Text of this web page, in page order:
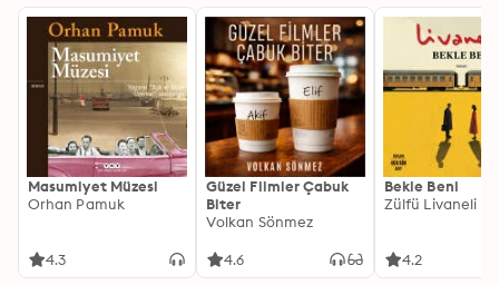
Masumiyet Müzesi
Orhan Pamuk
4.3
Güzel Filmler Çabuk
Biter
Volkan Sönmez
4.6
Bekle Beni
Zülfü Livaneli
4.2